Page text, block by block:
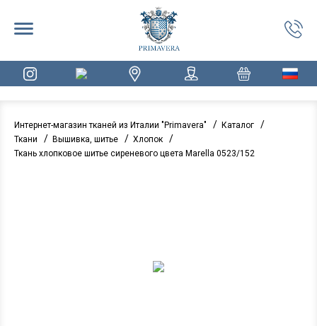
Интернет-магазин тканей из Италии "Primavera" / Каталог /
Ткани / Вышивка, шитье / Хлопок /
Ткань хлопковое шитье сиреневого цвета Marella 0523/152